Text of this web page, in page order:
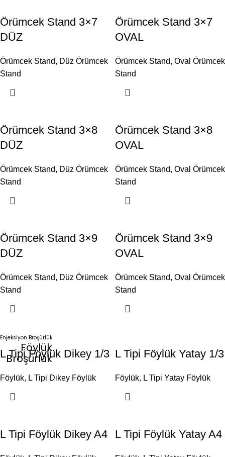
Örümcek Stand 3×7
DÜZ
Örümcek Stand, Düz Örümcek
Stand
Örümcek Stand 3×7
OVAL
Örümcek Stand, Oval Örümcek
Stand
Örümcek Stand 3×8
DÜZ
Örümcek Stand, Düz Örümcek
Stand
Örümcek Stand 3×8
OVAL
Örümcek Stand, Oval Örümcek
Stand
Örümcek Stand 3×9
DÜZ
Örümcek Stand, Düz Örümcek
Stand
Örümcek Stand 3×9
OVAL
Örümcek Stand, Oval Örümcek
Stand
Enjeksiyon Broşürlük
Föylük
Broşürlük
L Tipi Föylük Dikey 1/3
Föylük, L Tipi Dikey Föylük
L Tipi Föylük Yatay 1/3
Föylük, L Tipi Yatay Föylük
L Tipi Föylük Dikey A4 L Tipi Föylük Yatay A4